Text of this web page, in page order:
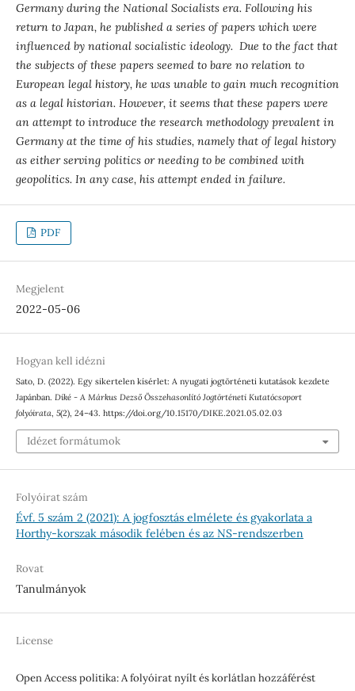
Germany during the National Socialists era. Following his
return to Japan, he published a series of papers which were
influenced by national socialistic ideology. Due to the fact that
the subjects of these papers seemed to bare no relation to
European legal history, he was unable to gain much recognition
as a legal historian. However, it seems that these papers were
an attempt to introduce the research methodology prevalent in
Germany at the time of his studies, namely that of legal history
as either serving politics or needing to be combined with
geopolitics. In any case, his attempt ended in failure.
PDF
Megjelent
2022-05-06
Hogyan kell idézni
Sato, D. (2022). Egy sikertelen kísérlet: A nyugati jogtörténeti kutatások kezdete
Japánban. Díké - A Márkus Dezső Összehasonlító Jogtörténeti Kutatócsoport
folyóirata, 5(2), 24–43. https://doi.org/10.15170/DIKE.2021.05.02.03
Idézet formátumok
Folyóirat szám
Évf. 5 szám 2 (2021): A jogfosztás elmélete és gyakorlata a
Horthy-korszak második felében és az NS-rendszerben
Rovat
Tanulmányok
License
Open Access politika: A folyóirat nyílt és korlátlan hozzáférést